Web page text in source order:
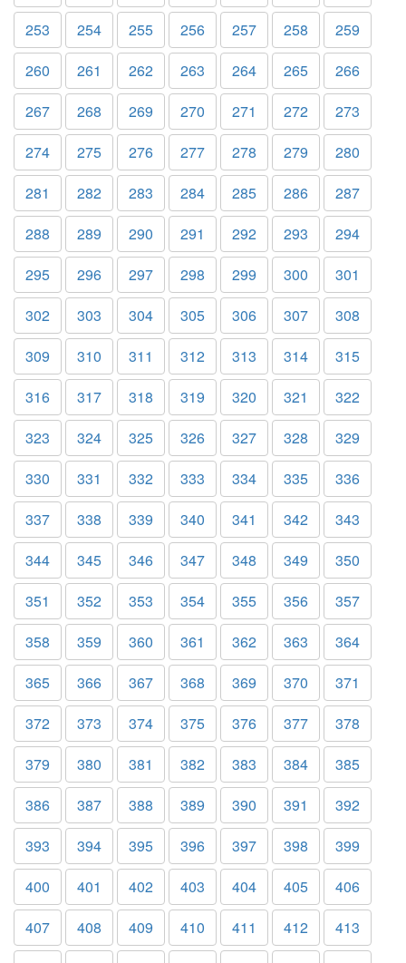
253
254 255 256 257 258
259
260
261 262 263 264 265
266
267
268 269 270 271 272
273
274
275 276 277 278 279
280
281
282 283 284 285 286
287
288
289 290 291 292 293
294
295
296 297 298 299 300
301
302
303 304 305 306 307
308
309
310 311 312 313 314
315
316
317 318 319 320 321
322
323
324 325 326 327 328
329
330
331 332 333 334 335
336
337
338 339 340 341 342
343
344
345 346 347 348 349
350
351
352 353 354 355 356
357
358
359 360 361 362 363
364
365
366 367 368 369 370
371
372
373 374 375 376 377
378
379
380 381 382 383 384
385
386
387 388 389 390 391
392
393
394 395 396 397 398
399
400
401 402 403 404 405
406
407
408 409 410 411 412
413